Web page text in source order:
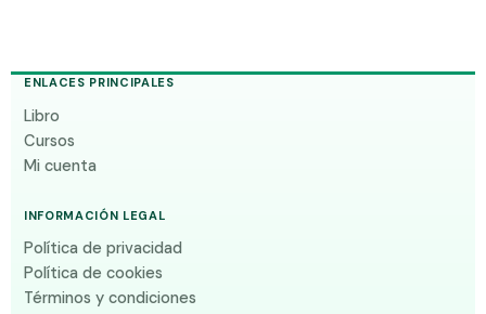
ENLACES PRINCIPALES
Libro
Cursos
Mi cuenta
INFORMACIÓN LEGAL
Política de privacidad
Política de cookies
Términos y condiciones